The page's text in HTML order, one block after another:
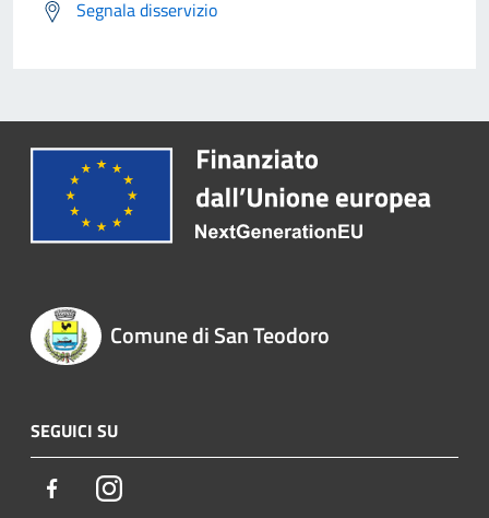
Segnala disservizio
Comune di San Teodoro
SEGUICI SU
FacebookInstagram